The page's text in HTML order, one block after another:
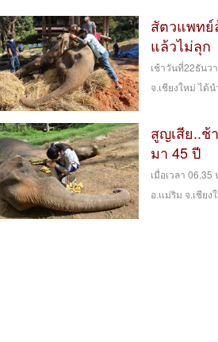
สัตวแพทย์
แล้วไม่ลุก
เช้าวันที่22ธันว
จ.เชียงใหม่ ได้
สูญเสีย..ช้
มา 45 ปี
เมื่อเวลา
อ.แม่ริม จ.เชียง